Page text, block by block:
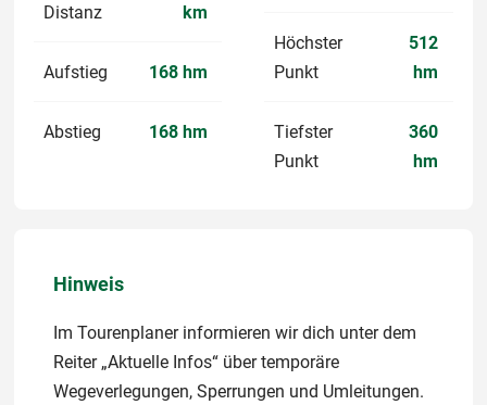
Distanz
km
Aufstieg 168 hm
Abstieg 168 hm
Höchster
Punkt
512
hm
Tiefster
Punkt
360
hm
Hinweis
Im Tourenplaner informieren wir dich unter dem
Reiter „Aktuelle Infos“ über temporäre
Wegeverlegungen, Sperrungen und Umleitungen.